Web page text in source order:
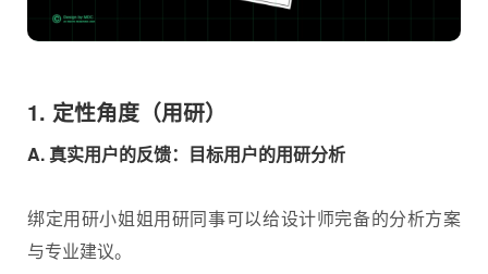
1. 定性角度（用研）
A. 真实用户的反馈：目标用户的用研分析
绑定用研小姐姐用研同事可以给设计师完备的分析方案
与专业建议。